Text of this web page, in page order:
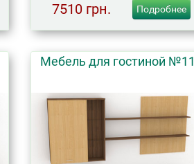
7510 грн. Подробнее
Мебель для гостиной №11